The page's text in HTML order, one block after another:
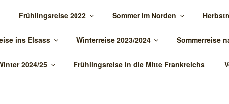
Frühlingsreise 2022 Sommer im Norden
ins Elsass Winterreise 2023/2024 Sommerreise
2024/25 Frühlingsreise in die Mitte Frankreichs